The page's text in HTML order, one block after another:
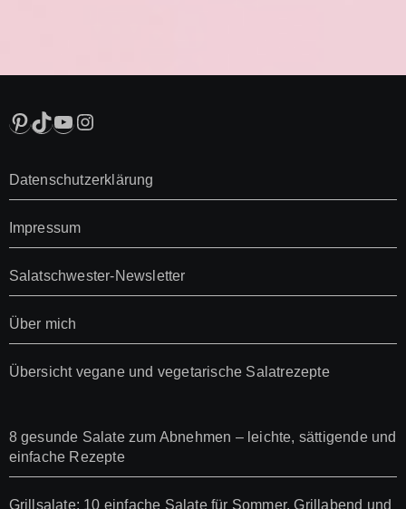
Pinterest
TikTok
YouTube
Instagram
Datenschutzerklärung
Impressum
Salatschwester-Newsletter
Über mich
Übersicht vegane und vegetarische Salatrezepte
8 gesunde Salate zum Abnehmen – leichte, sättigende und
einfache Rezepte
Grillsalate: 10 einfache Salate für Sommer, Grillabend und